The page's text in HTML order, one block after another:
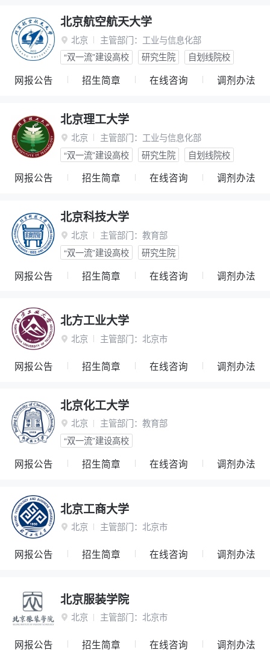
北京航空航天大学
 北京 主管部门： 工业与信息化部
“双一流”建设高校
研究生院 自划线院校
网报公告 招生简章 在线咨询 调剂办法
北京理工大学
 北京 主管部门： 工业与信息化部
“双一流”建设高校
研究生院 自划线院校
网报公告 招生简章 在线咨询 调剂办法
北京科技大学
 北京 主管部门： 教育部
“双一流”建设高校
研究生院
网报公告 招生简章 在线咨询 调剂办法
北方工业大学
 北京 主管部门： 北京市
网报公告 招生简章 在线咨询 调剂办法
北京化工大学
 北京 主管部门： 教育部
“双一流”建设高校
网报公告 招生简章 在线咨询 调剂办法
北京工商大学
 北京 主管部门： 北京市
网报公告 招生简章 在线咨询 调剂办法
北京服装学院
 北京 主管部门： 北京市
网报公告 招生简章 在线咨询 调剂办法